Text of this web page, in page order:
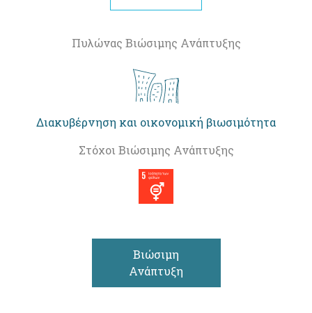
Πυλώνας Βιώσιμης Ανάπτυξης
Διακυβέρνηση και οικονομική βιωσιμότητα
Στόχοι Βιώσιμης Ανάπτυξης
Βιώσιμη
Ανάπτυξη